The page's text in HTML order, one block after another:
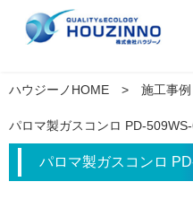
ハウジーノHOME 施工事例
パロマ製ガスコンロ PD-
パロマ製ガスコンロ